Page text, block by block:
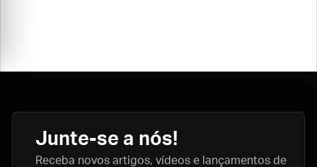
Junte-se a nós!
Receba novos artigos, vídeos e lançamentos de